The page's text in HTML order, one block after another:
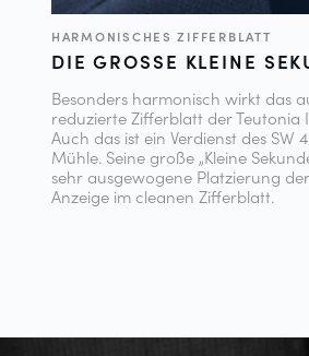
HARMONISCHES ZIFFERBLATT
DIE GROSSE KLEINE
Besonders harmonisch wirkt das
reduzierte Zifferblatt der Teutonia
Auch das ist ein Verdienst des SW
Mühle. Seine große „Kleine
sehr ausgewogene Platzierung
Anzeige im cleanen Zifferblatt.